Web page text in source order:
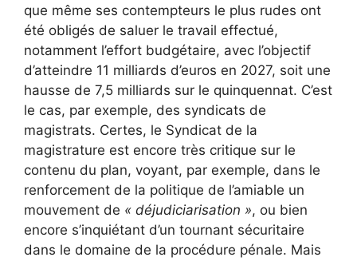
que même ses contempteurs le plus rudes ont
été obligés de saluer le travail effectué,
notamment l’effort budgétaire, avec l’objectif
d’atteindre 11 milliards d’euros en 2027, soit une
hausse de 7,5 milliards sur le quinquennat. C’est
le cas, par exemple, des syndicats de
magistrats. Certes, le Syndicat de la
magistrature est encore très critique sur le
contenu du plan, voyant, par exemple, dans le
renforcement de la politique de l’amiable un
mouvement de « déjudiciarisation », ou bien
encore s’inquiétant d’un tournant sécuritaire
dans le domaine de la procédure pénale. Mais